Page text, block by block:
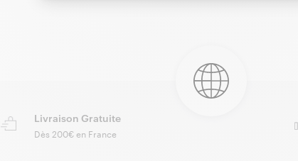
Livraison Gratuite
Dès 200€ en France